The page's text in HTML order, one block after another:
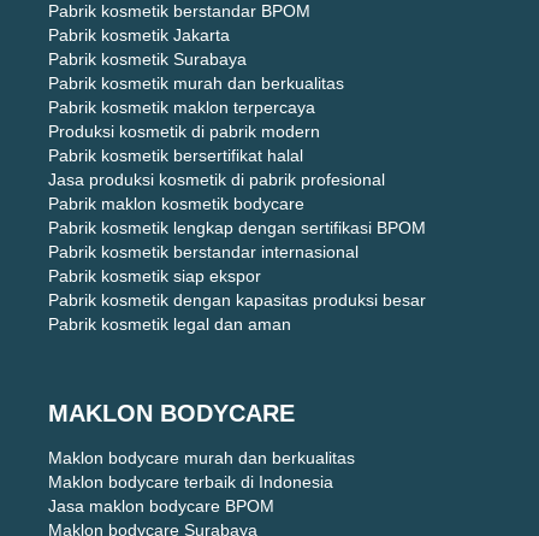
Pabrik kosmetik berstandar BPOM
Pabrik kosmetik Jakarta
Pabrik kosmetik Surabaya
Pabrik kosmetik murah dan berkualitas
Pabrik kosmetik maklon terpercaya
Produksi kosmetik di pabrik modern
Pabrik kosmetik bersertifikat halal
Jasa produksi kosmetik di pabrik profesional
Pabrik maklon kosmetik bodycare
Pabrik kosmetik lengkap dengan sertifikasi BPOM
Pabrik kosmetik berstandar internasional
Pabrik kosmetik siap ekspor
Pabrik kosmetik dengan kapasitas produksi besar
Pabrik kosmetik legal dan aman
MAKLON BODYCARE
Maklon bodycare murah dan berkualitas
Maklon bodycare terbaik di Indonesia
Jasa maklon bodycare BPOM
Maklon bodycare Surabaya